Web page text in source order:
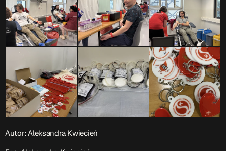
Patronat medialny Radia Fraszka– regulamin, logotypy,
itp.Czytaj więcej…
Wyszukaj
search
Autor: Aleksandra Kwiecień